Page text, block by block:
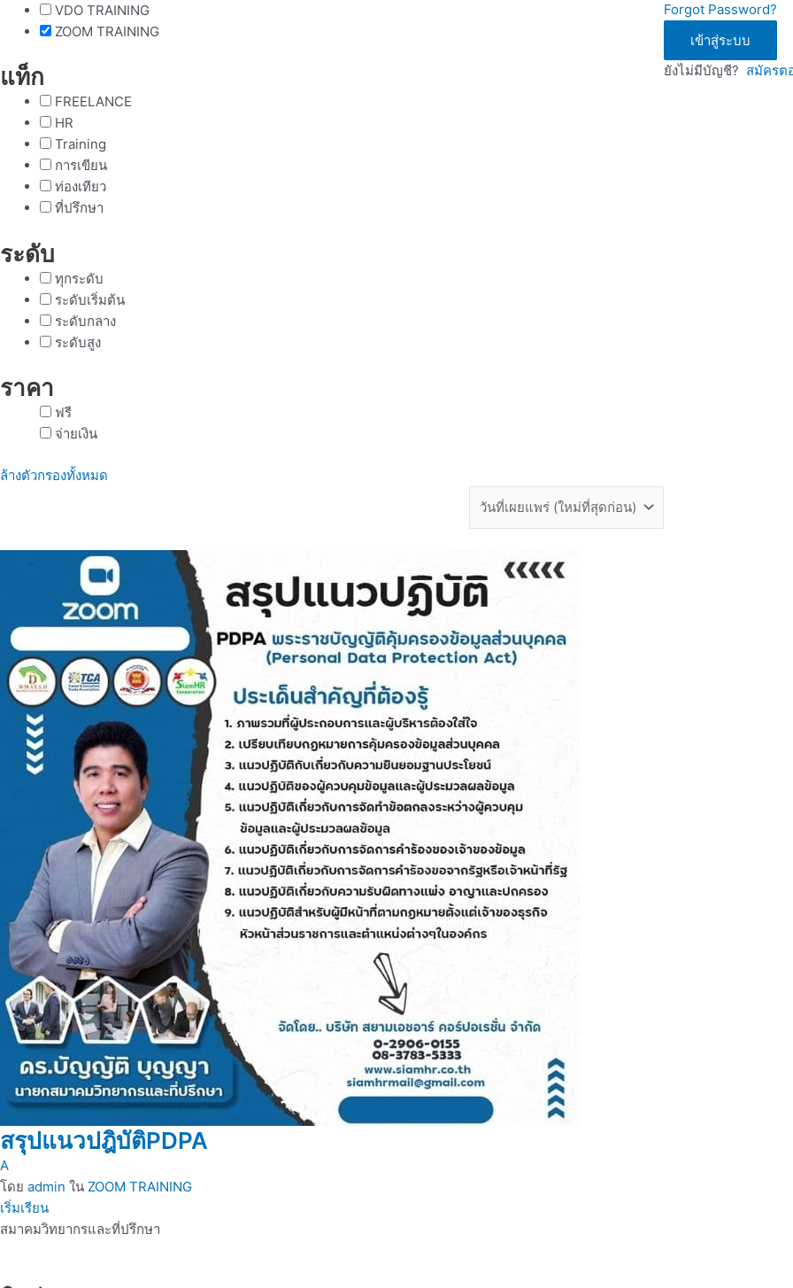
VDO TRAINING
ZOOM TRAINING
แท็ก
FREELANCE
HR
Training
การเขียน
ท่องเทียว
ที่ปรึกษา
ระดับ
ทุกระดับ
ระดับเริ่มต้น
ระดับกลาง
ระดับสูง
ราคา
ฟรี
จ่ายเงิน
ล้างตัวกรองทั้งหมด
สรุปแนวปฎิบัติPDPA
A
โดย admin ใน ZOOM TRAINING
เริ่มเรียน
Forgot Password?
เข้าสู่ระบบ
ยังไม่มีบัญชี? สมัครต
สมาคมวิทยากรและที่ปรึกษา